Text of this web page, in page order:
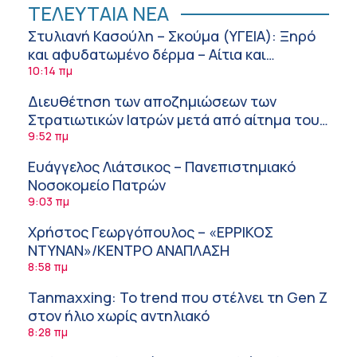
ΤΕΛΕΥΤΑΙΑ ΝΕΑ
Στυλιανή Κασούλη – Σκούμα (ΥΓΕΙΑ): Ξηρό
και αφυδατωμένο δέρμα – Αίτια και
αντιμετώπιση
10:14 πμ
Διευθέτηση των αποζημιώσεων των
Στρατιωτικών Ιατρών μετά από αίτημα του
ΙΣΑ
9:52 πμ
Ευάγγελος Λιάτσικος – Πανεπιστημιακό
Νοσοκομείο Πατρών
9:03 πμ
Χρήστος Γεωργόπουλος – «ΕΡΡΙΚΟΣ
ΝΤΥΝΑΝ»/ΚΕΝΤΡΟ ΑΝΑΠΛΑΣΗ
8:58 πμ
Tanmaxxing: To trend που στέλνει τη Gen Z
στον ήλιο χωρίς αντηλιακό
8:28 πμ